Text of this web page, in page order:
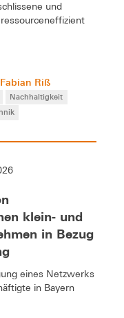
und
Riß
Nachhaltigkeit
klein- und
in Bezug
eines Netzwerks
in Bayern